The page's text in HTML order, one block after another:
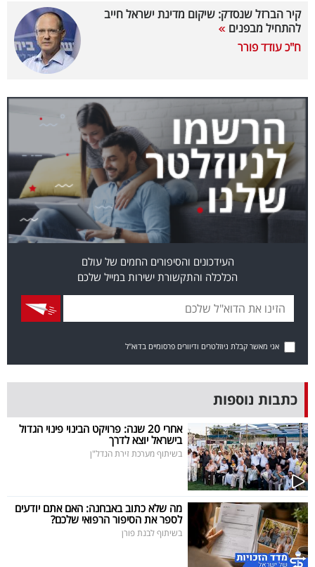
ניוזלטרים
מייל
אדום
אחרינו:
קיר הברזל שנסדק: שיקום מדינת ישראל חייב
להתחיל מבפנים
ח"כ עודד פורר
העידכונים והסיפורים החמים של עולם
הכלכלה והתקשורת ישירות במייל שלכם
אני מאשר קבלת ניוזלטרים ודיוורים פרסומיים בדוא"ל
כתבות נוספות
אחרי 20 שנה: פרויקט הבינוי פינוי הגדול
בישראל יוצא לדרך
בשיתוף מערכת זירת הנדל"ן
מה שלא כתוב באבחנה: האם אתם יודעים
לספר את הסיפור הרפואי שלכם?
בשיתוף לבנת פורן